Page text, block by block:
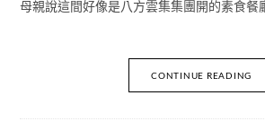
母親說這間好像是八方雲集集團開的素食餐
CONTINUE READING